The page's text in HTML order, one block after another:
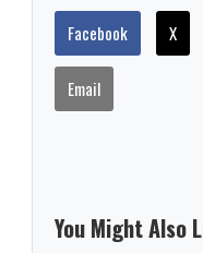
Facebook X
Email
You Might Also